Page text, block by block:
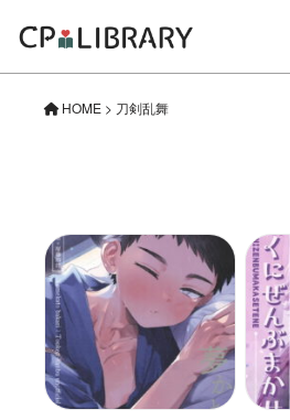
HOME > 刀剣乱舞